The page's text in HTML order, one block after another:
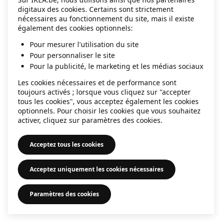
information).
digitaux des cookies. Certains sont strictement
nécessaires au fonctionnement du site, mais il existe
également des cookies optionnels:
Pour mesurer l'utilisation du site
Pour personnaliser le site
Pour la publicité, le marketing et les médias sociaux
Les cookies nécessaires et de performance sont
toujours activés ; lorsque vous cliquez sur "accepter
tous les cookies", vous acceptez également les cookies
optionnels. Pour choisir les cookies que vous souhaitez
activer, cliquez sur paramètres des cookies.
Acceptez tous les cookies
Acceptez uniquement les cookies nécessaires
Paramètres des cookies